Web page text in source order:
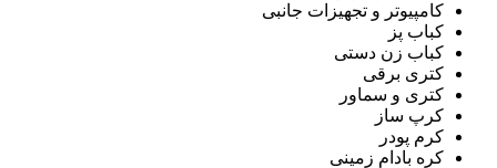
کامپیوتر و تجهیزات جانبی
کباب پز
کباب زن دستی
کتری برقی
کتری و سماور
کرپ ساز
کرم پودر
کره بادام زمینی